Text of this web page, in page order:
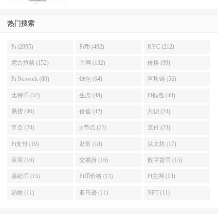
热门搜索
Pi (2095) Pi币 (492) KYC (212)
尼古拉斯 (152) 主网 (132) 价格 (99)
Pi Network (80) 钱包 (64) 区块链 (56)
比特币 (52) 生态 (49) Pi钱包 (48)
易货 (46) 价值 (42) 共识 (24)
节点 (24) pi节点 (23) 支付 (23)
Pi支付 (19) 财富 (18) 以太坊 (17)
应用 (16) 交易所 (16) 数字货币 (15)
基础币 (15) Pi币价格 (13) Pi主网 (13)
易物 (11) 亚马逊 (11) NFT (11)